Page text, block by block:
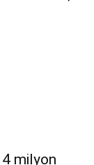
4 milyon